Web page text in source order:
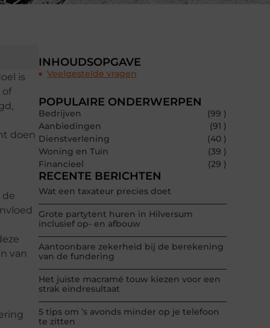
is
of
doen
de
van
INHOUDSOPGAVE
Veelgestelde vragen
POPULAIRE ONDERWERPEN
Bedrijven
(99 )
Aanbiedingen
(91 )
Dienstverlening
(40 )
Woning en Tuin
(39 )
Financieel
(29 )
RECENTE BERICHTEN
Wat een taxateur precies doet
Grote partytent huren in Hilversum
inclusief op- en afbouw
Aantoonbare zekerheid bij de berekening
van de fundering
Het juiste macramé touw kiezen voor een
strak eindresultaat
5 tips om ’s avonds minder op je telefoon
te zitten